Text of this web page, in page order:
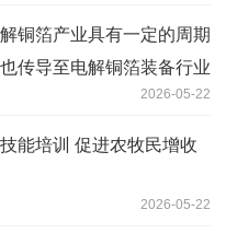
铜箔产业具有一定的周期
传导至电解铜箔装备行业
2026-05-22
能培训 促进农牧民增收
2026-05-22